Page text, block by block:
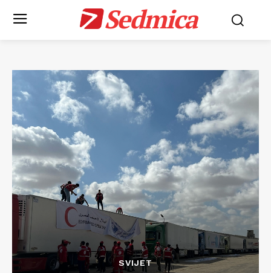
Sedmica
SVIJET